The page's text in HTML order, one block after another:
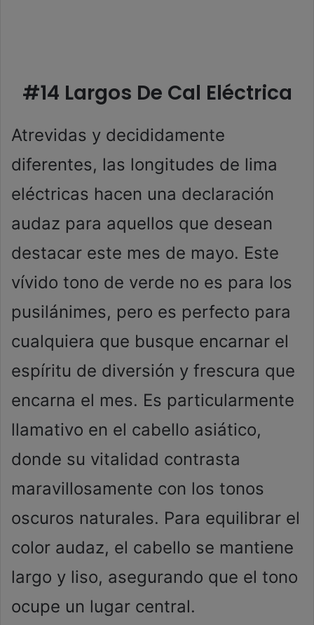
#14 Largos De Cal Eléctrica
Atrevidas y decididamente
diferentes, las longitudes de lima
eléctricas hacen una declaración
audaz para aquellos que desean
destacar este mes de mayo. Este
vívido tono de verde no es para los
pusilánimes, pero es perfecto para
cualquiera que busque encarnar el
espíritu de diversión y frescura que
encarna el mes. Es particularmente
llamativo en el cabello asiático,
donde su vitalidad contrasta
maravillosamente con los tonos
oscuros naturales. Para equilibrar el
color audaz, el cabello se mantiene
largo y liso, asegurando que el tono
ocupe un lugar central.